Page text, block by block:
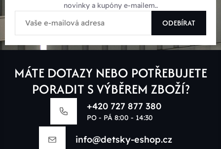
novinky a kupóny e-mailem..
ODEBÍRAT
MÁTE DOTAZY NEBO POTŘEBUJETE
PORADIT S VÝBĚREM ZBOŽÍ?
+420 727 877 380
PO - PÁ 8:00 - 14:30
info@detsky-eshop.cz